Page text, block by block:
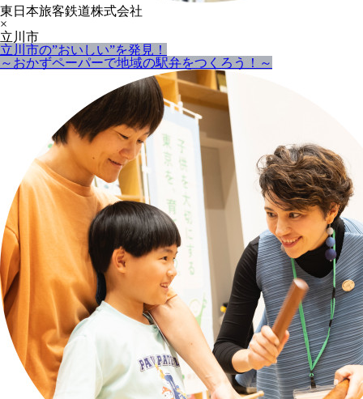
東日本旅客鉄道株式会社
×
立川市
立川市の”おいしい”を発見！
～おかずペーパーで地域の駅弁をつくろう！～